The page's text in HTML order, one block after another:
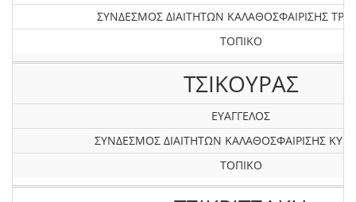
ΣΥΝΔΕΣΜΟΣ ΔΙΑΙΤΗΤΩΝ ΚΑΛΑΘΟΣΦΑΙΡΙΣΗΣ
ΤΟΠΙΚΟ
ΤΣΙΚΟΥΡΑΣ
ΕΥΑΓΓΕΛΟΣ
ΣΥΝΔΕΣΜΟΣ ΔΙΑΙΤΗΤΩΝ ΚΑΛΑΘΟΣΦΑΙΡΙΣΗΣ
ΤΟΠΙΚΟ